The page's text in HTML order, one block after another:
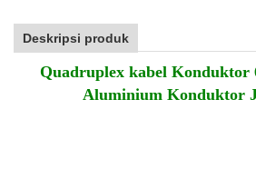
Deskripsi produk
Quadruplex kabel Konduktor
Aluminium Konduktor